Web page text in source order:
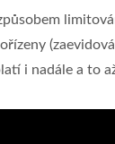
i nadále a to